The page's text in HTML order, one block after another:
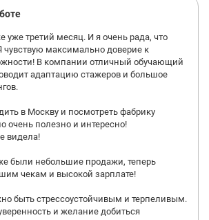
уже третий месяц. И я очень рада, что
чувствую максимально доверие к
В компании отличный обучающий
адаптацию стажеров и большое
в Москву и посмотреть фабрику
очень полезно и интересно!
видела!
были небольшие продажи, теперь
чекам и высокой зарплате!
быть стрессоустойчивым и терпеливым.
и желание добиться